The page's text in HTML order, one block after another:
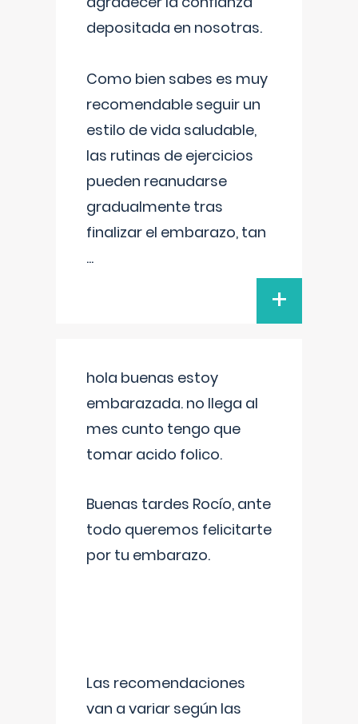
depositada en nosotras.
Como bien sabes es muy
recomendable seguir un
estilo de vida saludable,
las rutinas de ejercicios
pueden reanudarse
gradualmente tras
finalizar el embarazo, tan
...
+
hola buenas estoy
embarazada. no llega al
mes cunto tengo que
tomar acido folico.
Buenas tardes Rocío, ante
todo queremos felicitarte
por tu embarazo.
Las recomendaciones
van a variar según las